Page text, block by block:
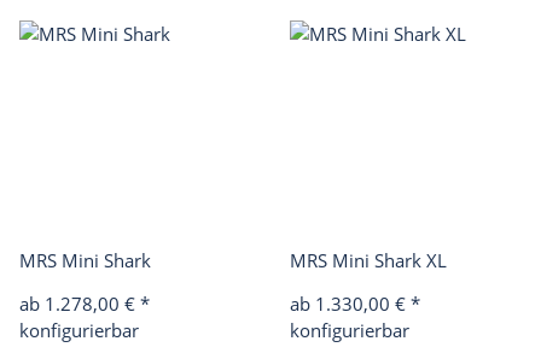
MRS Mini Shark
ab 1.278,00 € *
konfigurierbar
MRS Mini Shark XL
ab 1.330,00 € *
konfigurierbar